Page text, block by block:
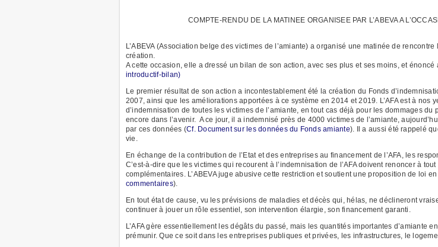
COMPTE-RENDU DE LA MATINEE ORGANISEE PAR L’ABEVA A
L’ABEVA (Association belge des victimes de l’amiante) a organisé une matinée de
création.
A cette occasion, elle a dressé un bilan de son action, avec ses plus et ses moins, et
introductif-bilan)
Le premier résultat de son action a incontestablement été la création du Fonds
2007, ainsi que les améliorations apportées à ce système en 2014 et 2019. L’AFA est à nos
d’indemnisation de toutes les victimes de l’amiante, en tout cas déjà pour les dommages
encore dans l’avenir. A ce jour, il a indemnisé près de 4000 victimes de l’amiante,
par ces données (Cf. Document sur les données du Fonds amiante). Il a aussi été rappelé
vie.
En échange de la contribution de l’Etat et des entreprises au financement de l’AFA, les
C’est-à-dire que les victimes qui recourent à l’indemnisation de l’AFA doivent renoncer à
complémentaires. L’ABEVA juge abusive cette restriction et soutient une proposition de loi
commentaires).
En tout état de cause, vu les prévisions de maladies et décès qui, hélas, ne déclineront
continuer à jouer un rôle essentiel, son intervention élargie, son financement garanti.
L’AFA gère essentiellement les dégâts du passé, mais les quantités importantes d’amiante
prémunir. Que ce soit dans les entreprises publiques et privées, les infrastructures, le